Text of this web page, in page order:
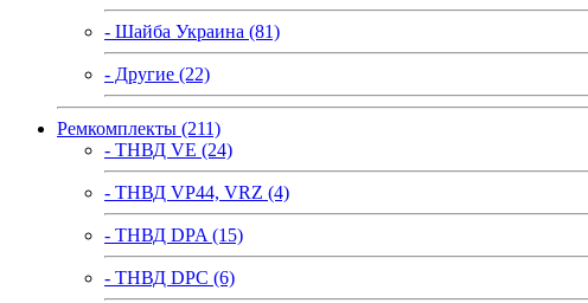
- Шайба Украина (81)
- Другие (22)
Ремкомплекты (211)
- ТНВД VE (24)
- ТНВД VP44, VRZ (4)
- ТНВД DPA (15)
- ТНВД DPC (6)